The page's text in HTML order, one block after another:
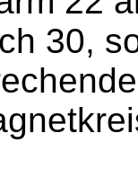
30,